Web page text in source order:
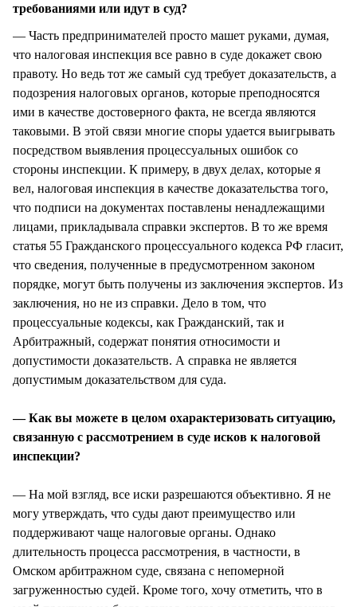
требованиями или идут в суд?
— Часть предпринимателей просто машет руками, думая,
что налоговая инспекция все равно в суде докажет свою
правоту. Но ведь тот же самый суд требует доказательств, а
подозрения налоговых органов, которые преподносятся
ими в качестве достоверного факта, не всегда являются
таковыми. В этой связи многие споры удается выигрывать
посредством выявления процессуальных ошибок со
стороны инспекции. К примеру, в двух делах, которые я
вел, налоговая инспекция в качестве доказательства того,
что подписи на документах поставлены ненадлежащими
лицами, прикладывала справки экспертов. В то же время
статья 55 Гражданского процессуального кодекса РФ гласит,
что сведения, полученные в предусмотренном законом
порядке, могут быть получены из заключения экспертов. Из
заключения, но не из справки. Дело в том, что
процессуальные кодексы, как Гражданский, так и
Арбитражный, содержат понятия относимости и
допустимости доказательств. А справка не является
допустимым доказательством для суда.
— Как вы можете в целом охарактеризовать ситуацию,
связанную с рассмотрением в суде исков к налоговой
инспекции?
— На мой взгляд, все иски разрешаются объективно. Я не
могу утверждать, что суды дают преимущество или
поддерживают чаще налоговые органы. Однако
длительность процесса рассмотрения, в частности, в
Омском арбитражном суде, связана с непомерной
загруженностью судей. Кроме того, хочу отметить, что в